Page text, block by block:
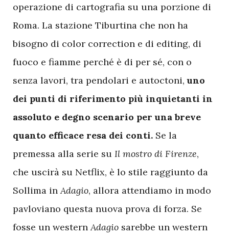
operazione di cartografia su una porzione di
Roma. La stazione Tiburtina che non ha
bisogno di color correction e di editing, di
fuoco e fiamme perché è di per sé, con o
senza lavori, tra pendolari e autoctoni,uno
dei punti di riferimento più inquietanti in
assoluto e degno scenario per una breve
quanto efficace resa dei conti. Se la
premessa alla serie su Il mostro di Firenze,
che uscirà su Netflix, è lo stile raggiunto da
Sollima in Adagio, allora attendiamo in modo
pavloviano questa nuova prova di forza. Se
fosse un western Adagio sarebbe un western